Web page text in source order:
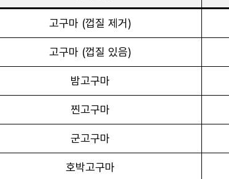
고구마 (껍질 제거)
고구마 (껍질 있음)
밤고구마
찐고구마
군고구마
호박고구마